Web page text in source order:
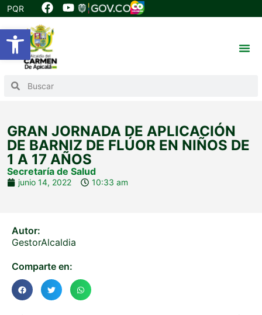
Abrir barra de herramientas
PQR
GRAN JORNADA DE APLICACIÓN
DE BARNIZ DE FLÚOR EN NIÑOS DE
1 A 17 AÑOS
Secretaría de Salud
junio 14, 2022 10:33 am
Autor:
GestorAlcaldia
Comparte en: